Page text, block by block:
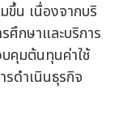
ขึ้น เนื่องจากบริ
ศึกษาและบริการ
คุมต้นทุนค่าใช้
รดำเนินธุรกิจ